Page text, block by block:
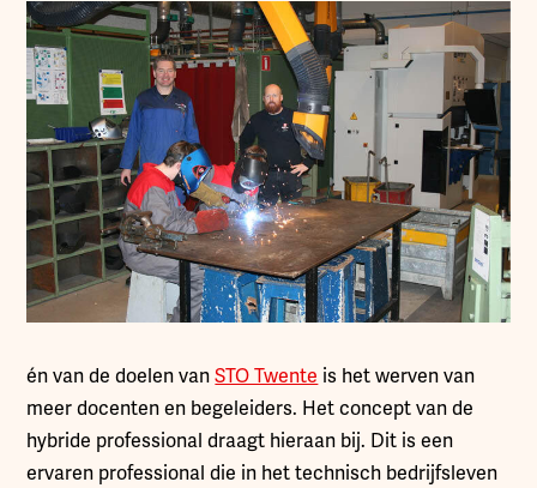
én van de doelen vanSTO Twente is het werven van
meer docenten en begeleiders. Het concept van de
hybride professional draagt hieraan bij. Dit is een
ervaren professional die in het technisch bedrijfsleven